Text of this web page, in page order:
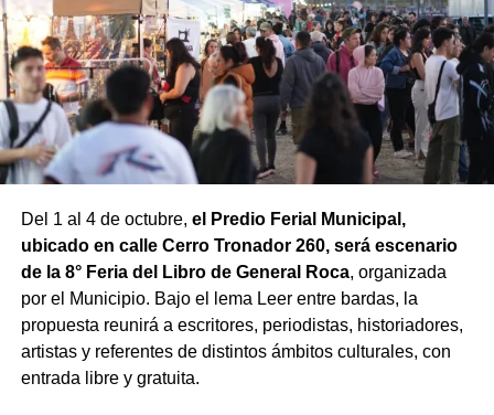
Del 1 al 4 de octubre, el Predio Ferial Municipal,
ubicado en calle Cerro Tronador 260, será escenario
de la 8° Feria del Libro de General Roca, organizada
por el Municipio. Bajo el lema Leer entre bardas, la
propuesta reunirá a escritores, periodistas, historiadores,
artistas y referentes de distintos ámbitos culturales, con
entrada libre y gratuita.